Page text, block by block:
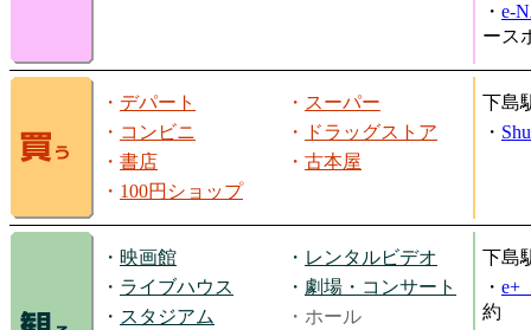
・ e-
ース
・ デパート ・ スーパー
・ コンビニ ・
ドラッグストア
・ 書店 ・ 古本屋
・ 100円ショップ
下島
・
・ 映画館 ・ レンタルビデオ
・ ライブハウス ・ 劇場・コンサート
・ スタジアム ・ホール
下島
・ e+
約